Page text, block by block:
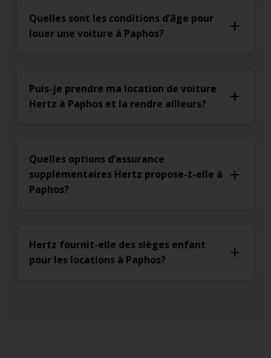
Quelles sont les conditions d’âge pour
louer une voiture à Paphos?
Puis-je prendre ma location de voiture
Hertz à Paphos et la rendre ailleurs?
Quelles options d’assurance
supplémentaires Hertz propose-t-elle à
Paphos?
Hertz fournit-elle des sièges enfant
pour les locations à Paphos?